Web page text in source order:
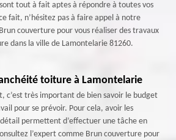
tout à fait aptes à répondre à toutes vos
fait, n’hésitez pas à faire appel à notre
couverture pour vous réaliser des travaux
dans la ville de Lamontelarie 81260.
toiture à Lamontelarie
c’est très important de bien savoir le budget
pour se prévoir. Pour cela, avoir les
permettent d’effectuer une tâche en
l’expert comme Brun couverture pour